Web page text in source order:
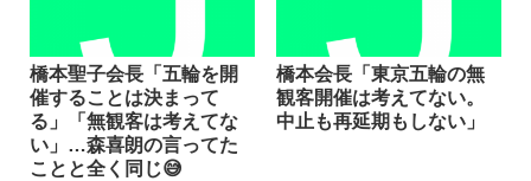
橋本聖子会長「五輪を開
催することは決まって
る」「無観客は考えてな
い」…森喜朗の言ってた
ことと全く同じ😅
橋本会長「東京五輪の無
観客開催は考えてない。
中止も再延期もしない」